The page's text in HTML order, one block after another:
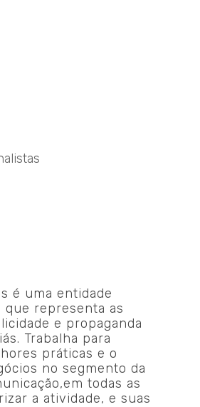
é uma entidade
representa as
e propaganda
Trabalha para
práticas e o
no segmento da
todas as
a atividade, e suas